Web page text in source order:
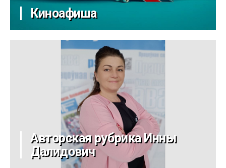
Киноафиша
Авторская рубрика Инны
Далидович